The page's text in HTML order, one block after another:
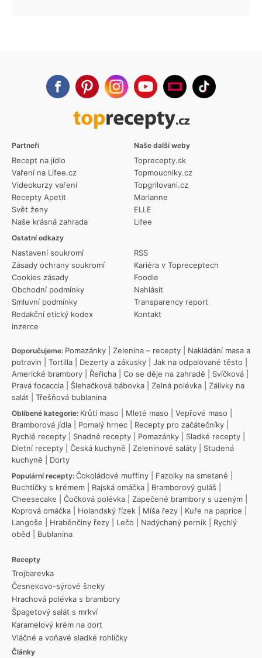
Partneři
Recept na jídlo
Vaření na Lifee.cz
Videokurzy vaření
Recepty Apetit
Svět ženy
Naše krásná zahrada
Ostatní odkazy
Nastavení soukromí
Zásady ochrany soukromí
Cookies zásady
Obchodní podmínky
Smluvní podmínky
Redakční etický kodex
Inzerce
RSS
Kariéra v Topreceptech
Foodie
Nahlásit
Transparency report
Kontakt
Naše další weby
Toprecepty.sk
Topmoucniky.cz
Topgrilovani.cz
Marianne
ELLE
Lifee
Doporučujeme: Pomazánky Zelenina – recepty
Nakládání masa a
potravin
Tortilla Dezerty a zákusky Jak na odpalované těsto
Americké brambory
Řeřicha Co se děje na zahradě Svíčková
Pravá focaccia
Šlehačková bábovka Zelná polévka
Zálivky na
salát
Třešňová bublanina
Oblíbené kategorie: Krůtí maso Mleté maso Vepřové maso
Bramborová jídla
Pomalý hrnec Recepty pro začátečníky
Rychlé recepty
Snadné recepty Pomazánky Sladké recepty
Dietní recepty
Česká kuchyně Zeleninové saláty
Studená
kuchyně
Dorty
Populární recepty: Čokoládové muffiny Fazolky na smetaně
Buchtičky s krémem
Rajská omáčka Bramborový guláš
Cheesecake
Čočková polévka Zapečené brambory s uzeným
Koprová omáčka
Holandský řízek Míša řezy Kuře na paprice
Langoše
Hraběnčiny řezy Lečo Nadýchaný perník
Rychlý
oběd
Bublanina
Recepty
Trojbarevka
Česnekovo-sýrové šneky
Hrachová polévka s brambory
Špagetový salát s mrkví
Karamelový krém na dort
Vláčné a voňavé sladké rohlíčky
Články